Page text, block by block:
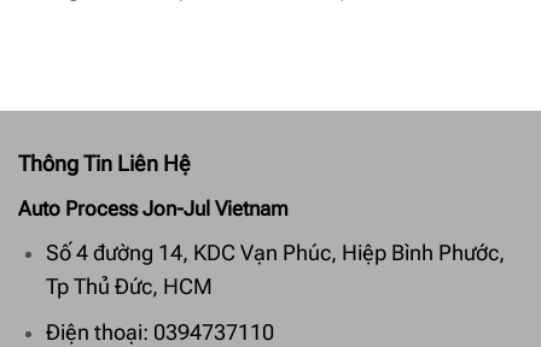
Thông Tin Liên Hệ
Auto Process Jon-Jul Vietnam
Số 4 đường 14, KDC Vạn Phúc, Hiệp Bình Phước,
Tp Thủ Đức, HCM
Điện thoại: 0394737110